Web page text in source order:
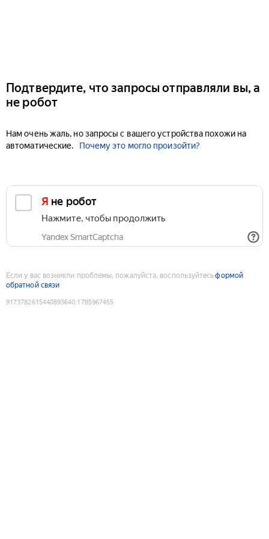
Подтвердите, что запросы отправляли вы, а
не робот
Нам очень жаль, но запросы с вашего устройства похожи на
автоматические.
Почему это могло произойти?
Я не робот
Нажмите, чтобы продолжить
Yandex SmartCaptcha
Если у вас возникли проблемы, пожалуйста, воспользуйтесьформой
обратной связи
9173782615440893640:1785967455